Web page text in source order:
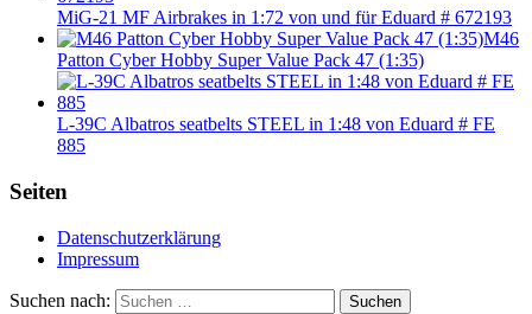
MiG-21 MF Airbrakes in 1:72 von und für Eduard # 672193
M46
Patton Cyber Hobby Super Value Pack 47 (1:35)
L-39C Albatros seatbelts STEEL in 1:48 von Eduard # FE
885
Seiten
Datenschutzerklärung
Impressum
Suchen nach: Suchen